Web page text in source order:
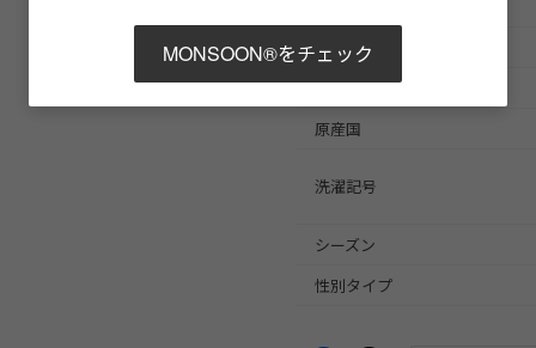
色
素材
原産国
洗濯記号
シーズン
性別タイプ
MONSOON®をチェック